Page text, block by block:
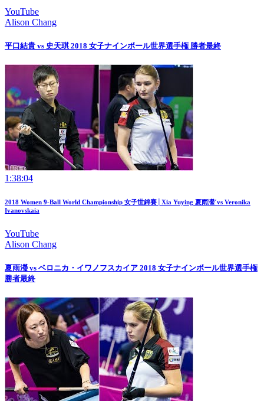
YouTube
Alison Chang
平口結貴 vs 史天琪 2018 女子ナインボール世界選手権 勝者最終
1:38:04
2018 Women 9-Ball World Championship 女子世錦賽│Xia Yuying 夏雨瀠ˊvs Veronika
Ivanovskaia
YouTube
Alison Chang
夏雨瀅 vs ベロニカ・イワノフスカイア 2018 女子ナインボール世界選手権
勝者最終